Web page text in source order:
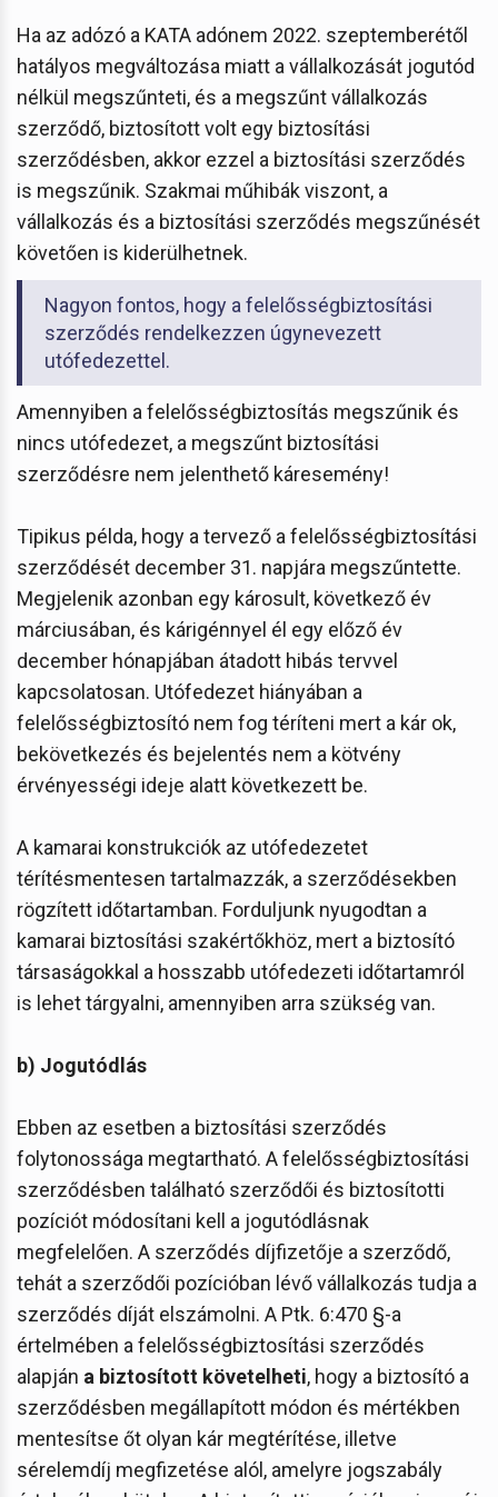
Ha az adózó a KATA adónem 2022. szeptemberétől
hatályos megváltozása miatt a vállalkozását jogutód
nélkül megszűnteti, és a megszűnt vállalkozás
szerződő, biztosított volt egy biztosítási
szerződésben, akkor ezzel a biztosítási szerződés
is megszűnik. Szakmai műhibák viszont, a
vállalkozás és a biztosítási szerződés megszűnését
követően is kiderülhetnek.
Nagyon fontos, hogy a felelősségbiztosítási
szerződés rendelkezzen úgynevezett
utófedezettel.
Amennyiben a felelősségbiztosítás megszűnik és
nincs utófedezet, a megszűnt biztosítási
szerződésre nem jelenthető káresemény!
Tipikus példa, hogy a tervező a felelősségbiztosítási
szerződését december 31. napjára megszűntette.
Megjelenik azonban egy károsult, következő év
márciusában, és kárigénnyel él egy előző év
december hónapjában átadott hibás tervvel
kapcsolatosan. Utófedezet hiányában a
felelősségbiztosító nem fog téríteni mert a kár ok,
bekövetkezés és bejelentés nem a kötvény
érvényességi ideje alatt következett be.
A kamarai konstrukciók az utófedezetet
térítésmentesen tartalmazzák, a szerződésekben
rögzített időtartamban. Forduljunk nyugodtan a
kamarai biztosítási szakértőkhöz, mert a biztosító
társaságokkal a hosszabb utófedezeti időtartamról
is lehet tárgyalni, amennyiben arra szükség van.
b) Jogutódlás
Ebben az esetben a biztosítási szerződés
folytonossága megtartható. A felelősségbiztosítási
szerződésben található szerződői és biztosítotti
pozíciót módosítani kell a jogutódlásnak
megfelelően. A szerződés díjfizetője a szerződő,
tehát a szerződői pozícióban lévő vállalkozás tudja a
szerződés díját elszámolni. A Ptk. 6:470 §-a
értelmében a felelősségbiztosítási szerződés
alapján a biztosított követelheti, hogy a biztosító a
szerződésben megállapított módon és mértékben
mentesítse őt olyan kár megtérítése, illetve
sérelemdíj megfizetése alól, amelyre jogszabály